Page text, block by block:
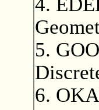
5.
6.